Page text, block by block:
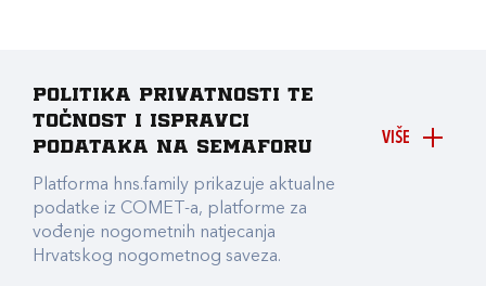
VIŠE
Politika privatnosti te
točnost i ispravci
podataka na Semaforu
Platforma hns.family prikazuje aktualne
podatke iz COMET-a, platforme za
vođenje nogometnih natjecanja
Hrvatskog nogometnog saveza.